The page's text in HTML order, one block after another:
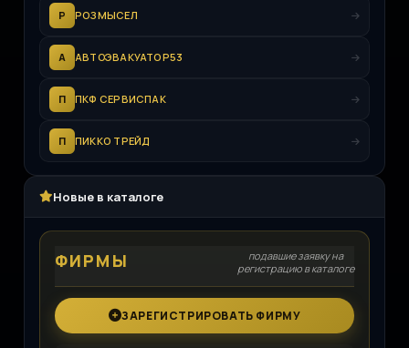
Р РОЗМЫСЕЛ
А АВТОЭВАКУАТОР53
П ПКФ СЕРВИСПАК
П ПИККО ТРЕЙД
Новые в каталоге
ФИРМЫ
подавшие заявку на
регистрацию в каталоге
ЗАРЕГИСТРИРОВАТЬ ФИРМУ